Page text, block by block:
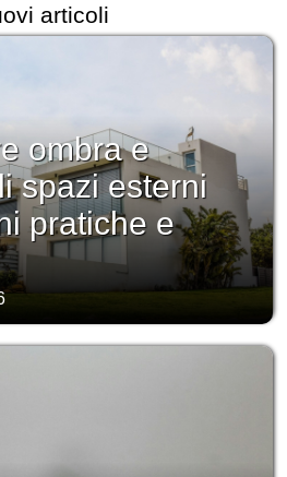
articoli
ombra e
spazi esterni
pratiche e